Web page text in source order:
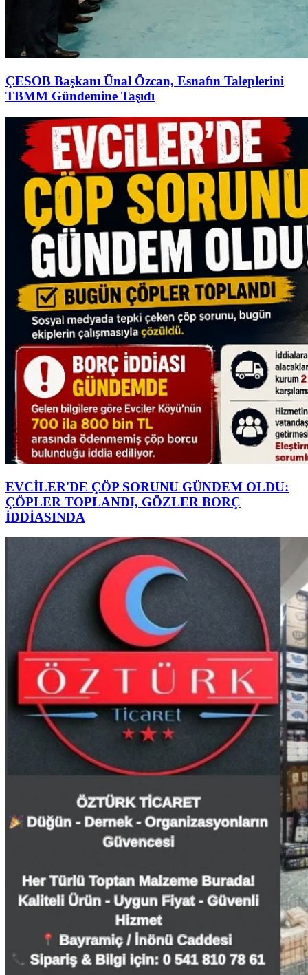
ÇESOB Başkanı Ünal Özcan, Esnafın Taleplerini
TBMM Gündemine Taşıdı
EVCİLER'DE ÇÖP SORUNU GÜNDEM OLDU:
ÇÖPLER TOPLANDI, GÖZLER BORÇ
İDDİASINDA